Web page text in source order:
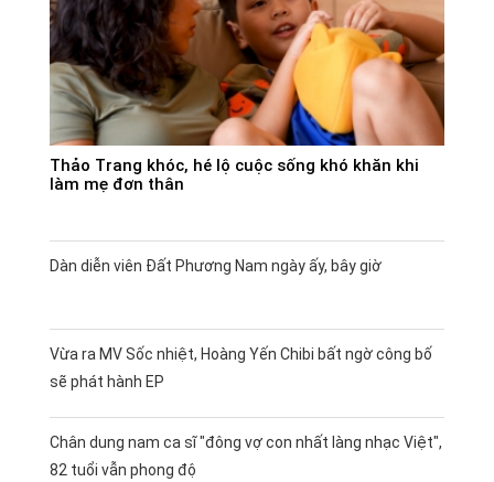
Thảo Trang khóc, hé lộ cuộc sống khó khăn khi
làm mẹ đơn thân
Dàn diễn viên Đất Phương Nam ngày ấy, bây giờ
Vừa ra MV Sốc nhiệt, Hoàng Yến Chibi bất ngờ công bố
sẽ phát hành EP
Chân dung nam ca sĩ "đông vợ con nhất làng nhạc Việt",
82 tuổi vẫn phong độ